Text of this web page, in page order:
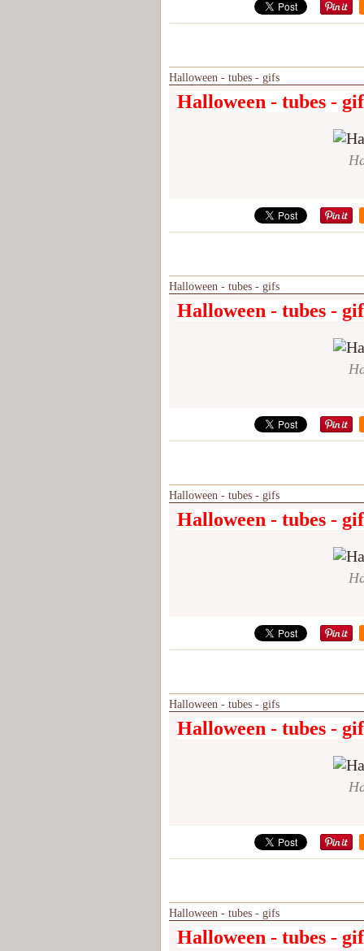
Halloween - tubes - gifs
Halloween - tubes -
Halloween - tubes - gifs
Halloween - tubes -
Halloween - tubes - gifs
Halloween - tubes -
Halloween - tubes - gifs
Halloween - tubes -
Halloween - tubes - gifs
Halloween - tubes -